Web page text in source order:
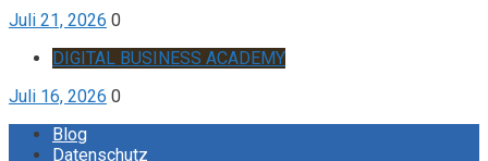
Juli 21, 2026 0
DIGITAL BUSINESS ACADEMY
Juli 16, 2026 0
Blog
Datenschutz